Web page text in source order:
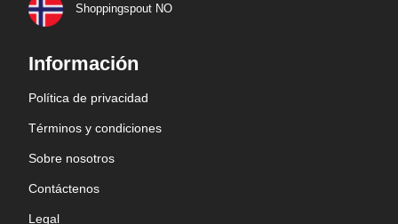
Shoppingspout NO
Información
Política de privacidad
Términos y condiciones
Sobre nosotros
Contáctenos
Legal